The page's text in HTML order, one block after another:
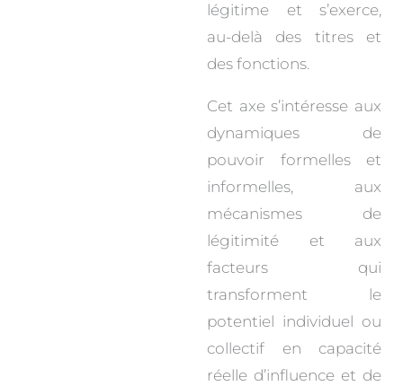
légitime et s’exerce,
au-delà des titres et
des fonctions.
Cet axe s’intéresse aux
dynamiques de
pouvoir formelles et
informelles, aux
mécanismes de
légitimité et aux
facteurs qui
transforment le
potentiel individuel ou
collectif en capacité
réelle d’influence et de